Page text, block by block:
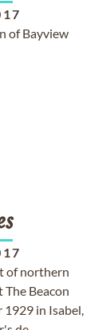
of Bayview
of northern
The Beacon
1929 in Isabel,